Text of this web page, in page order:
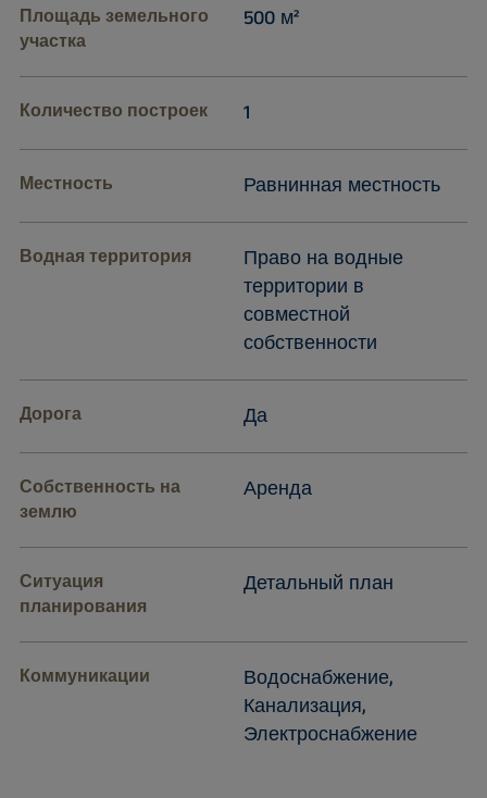
Площадь земельного
участка
500 м²
Количество построек 1
Местность Равнинная местность
Водная территория
Право на водные
территории в
совместной
собственности
Дорога Да
Собственность на
землю
Аренда
Ситуация
планирования
Детальный план
Коммуникации
Водоснабжение,
Канализация,
Электроснабжение